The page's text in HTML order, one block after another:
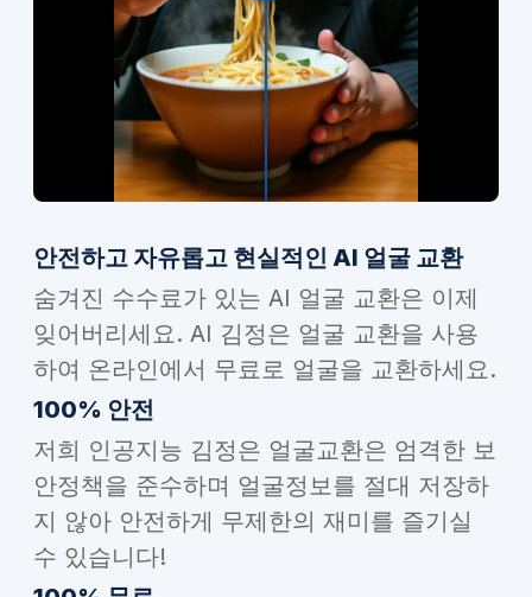
안전하고 자유롭고 현실적인 AI 얼굴 교환
숨겨진 수수료가 있는 AI 얼굴 교환은 이제
잊어버리세요. AI 김정은 얼굴 교환을 사용
하여 온라인에서 무료로 얼굴을 교환하세요.
100% 안전
저희 인공지능 김정은 얼굴교환은 엄격한 보
안정책을 준수하며 얼굴정보를 절대 저장하
지 않아 안전하게 무제한의 재미를 즐기실
수 있습니다!